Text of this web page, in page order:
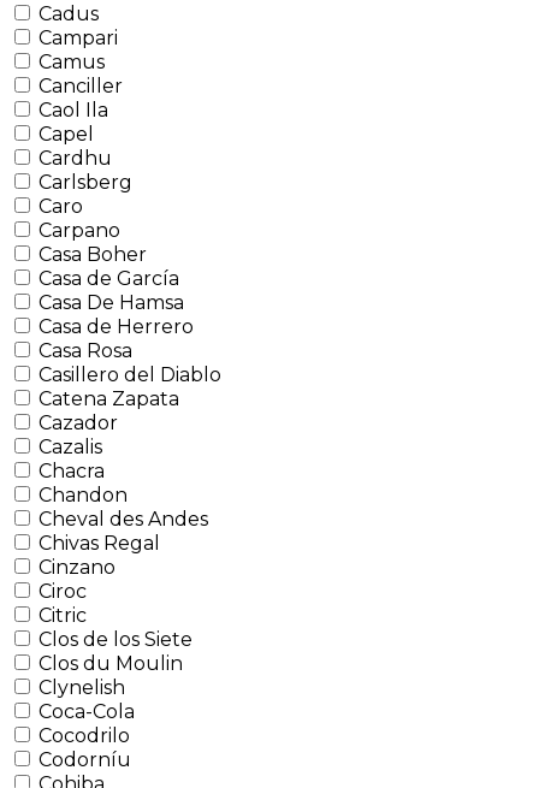
Cadus
Campari
Camus
Canciller
Caol Ila
Capel
Cardhu
Carlsberg
Caro
Carpano
Casa Boher
Casa de García
Casa De Hamsa
Casa de Herrero
Casa Rosa
Casillero del Diablo
Catena Zapata
Cazador
Cazalis
Chacra
Chandon
Cheval des Andes
Chivas Regal
Cinzano
Ciroc
Citric
Clos de los Siete
Clos du Moulin
Clynelish
Coca-Cola
Cocodrilo
Codorníu
Cohiba